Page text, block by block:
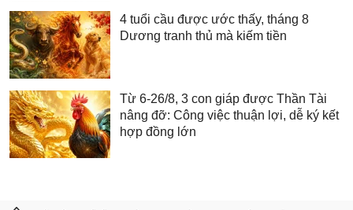
4 tuổi cầu được ước thấy, tháng 8
Dương tranh thủ mà kiếm tiền
Từ 6-26/8, 3 con giáp được Thần Tài
nâng đỡ: Công việc thuận lợi, dễ ký kết
hợp đồng lớn